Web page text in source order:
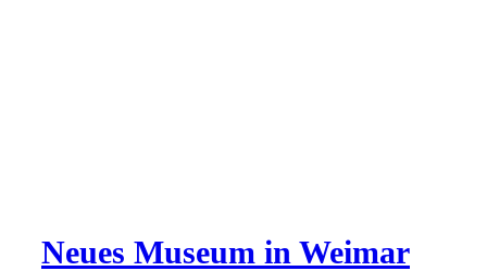
Neues Museum in Weimar